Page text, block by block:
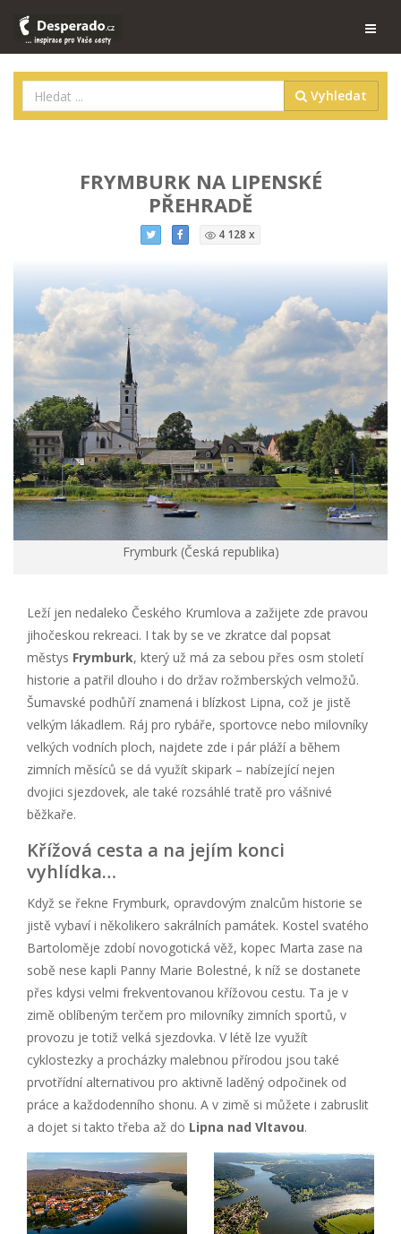
Vyhledat
FRYMBURK NA LIPENSKÉ
PŘEHRADĚ
4 128 x
Frymburk (Česká republika)
Leží jen nedaleko Českého Krumlova a zažijete zde pravou
jihočeskou rekreaci. I tak by se ve zkratce dal popsat
městys Frymburk, který už má za sebou přes osm století
historie a patřil dlouho i do držav rožmberských velmožů.
Šumavské podhůří znamená i blízkost Lipna, což je jistě
velkým lákadlem. Ráj pro rybáře, sportovce nebo milovníky
velkých vodních ploch, najdete zde i pár pláží a během
zimních měsíců se dá využít skipark – nabízející nejen
dvojici sjezdovek, ale také rozsáhlé tratě pro vášnivé
běžkaře.
Křížová cesta a na jejím konci
vyhlídka…
Když se řekne Frymburk, opravdovým znalcům historie se
jistě vybaví i několikero sakrálních památek. Kostel svatého
Bartoloměje zdobí novogotická věž, kopec Marta zase na
sobě nese kapli Panny Marie Bolestné, k níž se dostanete
přes kdysi velmi frekventovanou křížovou cestu. Ta je v
zimě oblíbeným terčem pro milovníky zimních sportů, v
provozu je totiž velká sjezdovka. V létě lze využít
cyklostezky a procházky malebnou přírodou jsou také
prvotřídní alternativou pro aktivně laděný odpočinek od
práce a každodenního shonu. A v zimě si můžete i zabruslit
a dojet si takto třeba až do Lipna nad Vltavou.